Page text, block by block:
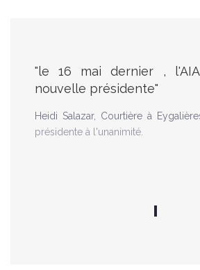
"le 16 mai dernier ,
nouvelle présidente"
Heidi Salazar, Courtière à
présidente à l'unanimité.